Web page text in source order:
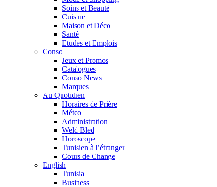
Soins et Beauté
Cuisine
Maison et Déco
Santé
Etudes et Emplois
Conso
Jeux et Promos
Catalogues
Conso News
Marques
Au Quotidien
Horaires de Prière
Méteo
Administration
Weld Bled
Horoscope
Tunisien à l’étranger
Cours de Change
English
Tunisia
Business